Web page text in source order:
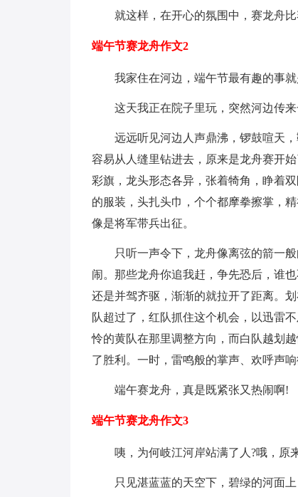
就这样，在开心的氛围中，赛龙舟
端午节赛龙舟作文2
我家住在河边，端午节最有趣的事就
这天我正在院子里玩，突然河边传
远远听见河边人声鼎沸，锣鼓喧天
容易从人缝里钻进去，原来是龙舟赛开
彩旗，龙头形态各异，张着犄角，睁着
的服装，头扎头巾，个个都摩拳擦掌，
像是将军带兵出征。
只听一声令下，龙舟像离弦的箭一
闹。那些龙舟你追我赶，争先恐后，谁
还是并驾齐驱，渐渐的就拉开了距离。
队超过了，红队抓住这个机会，以迅雷
怜的黄队在那里调整方向，而白队越划
了胜利。一时，雷鸣般的掌声、欢呼声响
端午赛龙舟，真是既紧张又热闹啊!
端午节赛龙舟作文3
咦，为何岐江河岸站满了人?哦，原
只见湛蓝蓝的天空下，碧绿的河面